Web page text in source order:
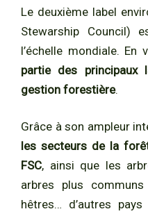
Le deuxième label
Stewarship Council)
l’échelle mondiale. En
partie des
gestion forestière.
Grâce à son ampleur
les secteurs de la
FSC, ainsi que les
arbres plus
hêtres… d’autres